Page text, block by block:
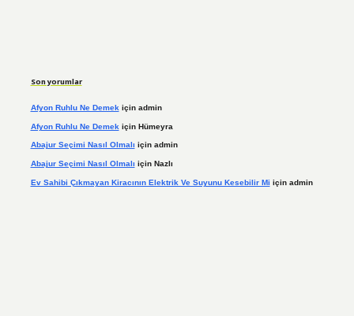
Son yorumlar
Afyon Ruhlu Ne Demek için admin
Afyon Ruhlu Ne Demek için Hümeyra
Abajur Seçimi Nasıl Olmalı için admin
Abajur Seçimi Nasıl Olmalı için Nazlı
Ev Sahibi Çıkmayan Kiracının Elektrik Ve Suyunu Kesebilir Mi için admin